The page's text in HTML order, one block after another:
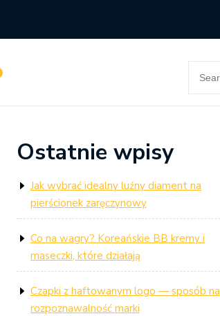
for:
Ostatnie wpisy
Jak wybrać idealny luźny diament na
pierścionek zaręczynowy
Co na wagry? Koreańskie BB kremy i
maseczki, które działają
Czapki z haftowanym logo — sposób na
rozpoznawalność marki